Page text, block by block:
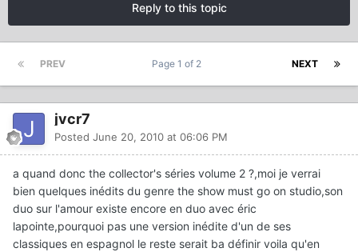
Reply to this topic
PREV NEXT
Page 1 of 2
jvcr7
Posted June 20, 2010 at 06:06 PM
a quand donc the collector's séries volume 2 ?,moi je verrai
bien quelques inédits du genre the show must go on studio,son
duo sur l'amour existe encore en duo avec éric
lapointe,pourquoi pas une version inédite d'un de ses
classiques en espagnol le reste serait ba définir voila qu'en